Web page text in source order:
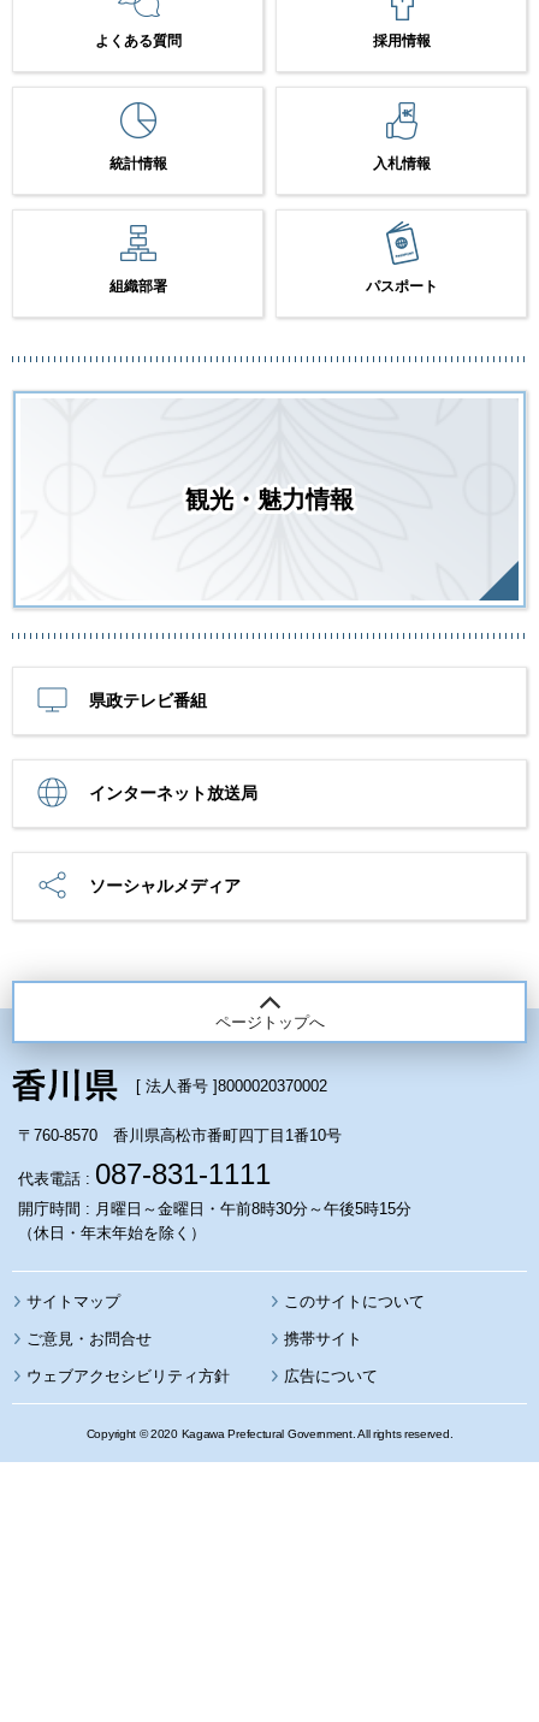
よくある質問 採用情報
統計情報 入札情報
組織部署 パスポート
観光・魅力情報
県政テレビ番組
インターネット放送局
ソーシャルメディア
ページトップへ
[ 法人番号 ]8000020370002
〒760-8570 香川県高松市番町四丁目1番10号
代表電話 : 087-831-1111
開庁時間 : 月曜日～金曜日・午前8時30分～午後5時15分
（休日・年末年始を除く）
サイトマップ このサイトについて
携帯サイト
ウェブアクセシビリティ方針 広告について
Copyright © 2020 Kagawa Prefectural Government. All rights reserved.